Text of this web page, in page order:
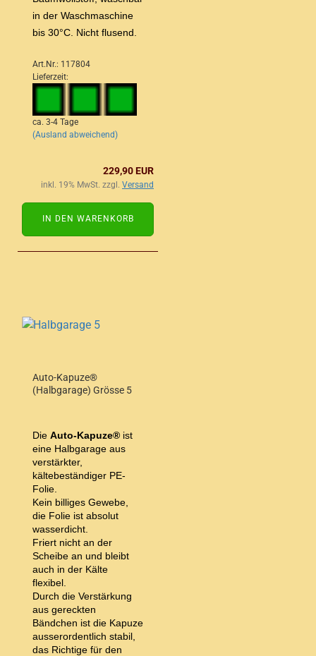
in der Waschmaschine
bis 30°C. Nicht flusend.
Art.Nr.: 117804
Lieferzeit:
ca. 3-4 Tage
(Ausland abweichend)
229,90 EUR
inkl. 19% MwSt. zzgl. Versand
IN DEN WARENKORB
Auto-Kapuze®
(Halbgarage) Grösse 5
Die Auto-Kapuze® ist
eine Halbgarage aus
verstärkter,
kältebeständiger PE-
Folie.
Kein billiges Gewebe,
die Folie ist absolut
wasserdicht.
Friert nicht an der
Scheibe an und bleibt
auch in der Kälte
flexibel.
Durch die Verstärkung
aus gereckten
Bändchen ist die Kapuze
ausserordentlich stabil,
das Richtige für den